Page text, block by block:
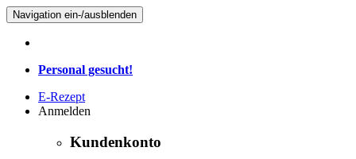
Navigation ein-/ausblenden
Personal gesucht!
E-Rezept
Anmelden
Kundenkonto